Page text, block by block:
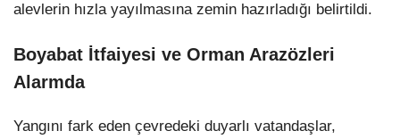
alevlerin hızla yayılmasına zemin hazırladığı belirtildi.
Boyabat İtfaiyesi ve Orman Arazözleri
Alarmda
Yangını fark eden çevredeki duyarlı vatandaşlar,